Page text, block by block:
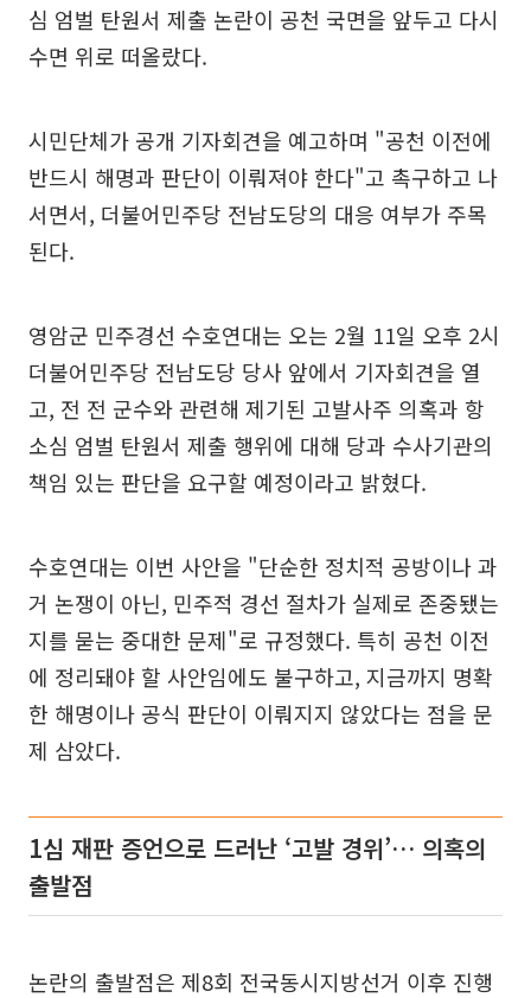
심 엄벌 탄원서 제출 논란이 공천 국면을 앞두고 다시
수면 위로 떠올랐다.
시민단체가 공개 기자회견을 예고하며 "공천 이전에
반드시 해명과 판단이 이뤄져야 한다"고 촉구하고 나
서면서, 더불어민주당 전남도당의 대응 여부가 주목
된다.
영암군 민주경선 수호연대는 오는 2월 11일 오후 2시
더불어민주당 전남도당 당사 앞에서 기자회견을 열
고, 전 전 군수와 관련해 제기된 고발사주 의혹과 항
소심 엄벌 탄원서 제출 행위에 대해 당과 수사기관의
책임 있는 판단을 요구할 예정이라고 밝혔다.
수호연대는 이번 사안을 "단순한 정치적 공방이나 과
거 논쟁이 아닌, 민주적 경선 절차가 실제로 존중됐는
지를 묻는 중대한 문제"로 규정했다. 특히 공천 이전
에 정리돼야 할 사안임에도 불구하고, 지금까지 명확
한 해명이나 공식 판단이 이뤄지지 않았다는 점을 문
제 삼았다.
1심 재판 증언으로 드러난 ‘고발 경위’… 의혹의
출발점
논란의 출발점은 제8회 전국동시지방선거 이후 진행